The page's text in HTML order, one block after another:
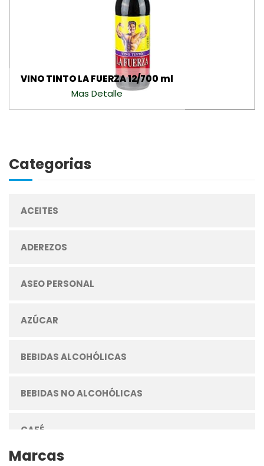
VINO TINTO LA FUERZA 12/700 ml
Mas Detalle
Categorias
ACEITES
ADEREZOS
ASEO PERSONAL
AZÚCAR
BEBIDAS ALCOHÓLICAS
BEBIDAS NO ALCOHÓLICAS
CAFÉ
Marcas